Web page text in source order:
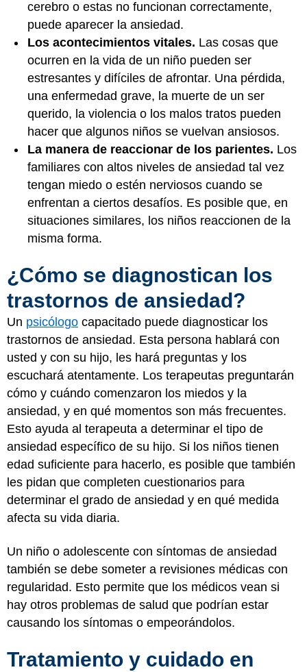
cerebro o estas no funcionan correctamente,
puede aparecer la ansiedad.
Los acontecimientos vitales. Las cosas que
ocurren en la vida de un niño pueden ser
estresantes y difíciles de afrontar. Una pérdida,
una enfermedad grave, la muerte de un ser
querido, la violencia o los malos tratos pueden
hacer que algunos niños se vuelvan ansiosos.
La manera de reaccionar de los parientes. Los
familiares con altos niveles de ansiedad tal vez
tengan miedo o estén nerviosos cuando se
enfrentan a ciertos desafíos. Es posible que, en
situaciones similares, los niños reaccionen de la
misma forma.
¿Cómo se diagnostican los
trastornos de ansiedad?
Un psicólogo capacitado puede diagnosticar los
trastornos de ansiedad. Esta persona hablará con
usted y con su hijo, les hará preguntas y los
escuchará atentamente. Los terapeutas preguntarán
cómo y cuándo comenzaron los miedos y la
ansiedad, y en qué momentos son más frecuentes.
Esto ayuda al terapeuta a determinar el tipo de
ansiedad específico de su hijo. Si los niños tienen
edad suficiente para hacerlo, es posible que también
les pidan que completen cuestionarios para
determinar el grado de ansiedad y en qué medida
afecta su vida diaria.
Un niño o adolescente con síntomas de ansiedad
también se debe someter a revisiones médicas con
regularidad. Esto permite que los médicos vean si
hay otros problemas de salud que podrían estar
causando los síntomas o empeorándolos.
Tratamiento y cuidado en